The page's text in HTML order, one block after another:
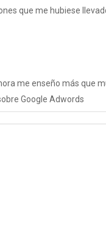
que me hubiese
me enseño más que
Google Adwords